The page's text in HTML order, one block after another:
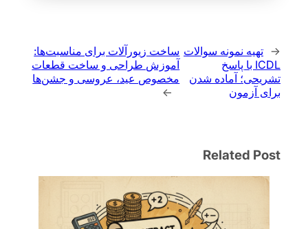
← تهیه نمونه سوالات
ICDL با پاسخ
تشریحی؛ آماده شدن
برای آزمون
ساخت زیورآلات برای مناسبت‌ها:
آموزش طراحی و ساخت قطعات
مخصوص عید، عروسی و جشن‌ها
→
Related Post